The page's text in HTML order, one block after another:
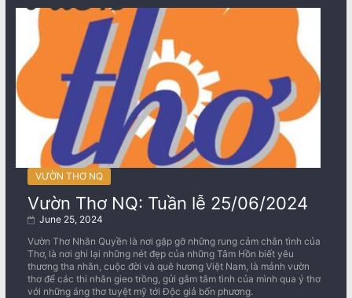
VƯỜN THƠ NQ
Vườn Thơ NQ: Tuần lễ 25/06/2024
June 25, 2024
Vườn Thơ Nhân Quyền là nơi gặp gỡ những rung cảm chân tình của
Thơ, là nơi ghi lại những nét đẹp của những Tâm Hồn biết yêu
thương tha nhân, cuộc đời và quê hương Việt Nam, là mảnh vườn
thơ để các thi nhân gieo trồng, gửi gắm tâm tình của mình qua ý thơ
với những áng thơ tuyệt mỹ tới Độc giả bốn phương.